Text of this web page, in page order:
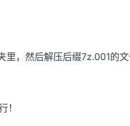
里，然后解压后缀7z.001的
！